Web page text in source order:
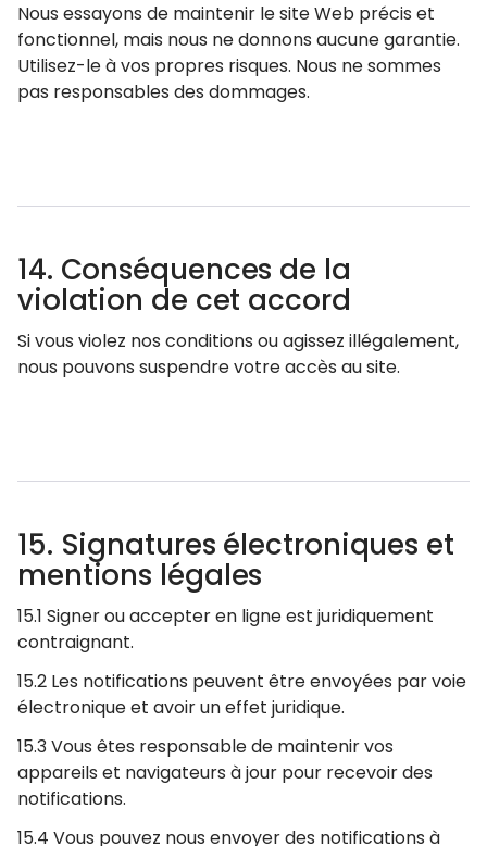
Nous essayons de maintenir le site Web précis et
fonctionnel, mais nous ne donnons aucune garantie.
Utilisez-le à vos propres risques. Nous ne sommes
pas responsables des dommages.
14. Conséquences de la
violation de cet accord
Si vous violez nos conditions ou agissez illégalement,
nous pouvons suspendre votre accès au site.
15. Signatures électroniques et
mentions légales
15.1 Signer ou accepter en ligne est juridiquement
contraignant.
15.2 Les notifications peuvent être envoyées par voie
électronique et avoir un effet juridique.
15.3 Vous êtes responsable de maintenir vos
appareils et navigateurs à jour pour recevoir des
notifications.
15.4 Vous pouvez nous envoyer des notifications à